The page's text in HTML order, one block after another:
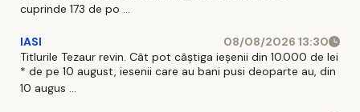
cuprinde 173 de po ...
IASI
08/08/2026 13:30
Titlurile Tezaur revin. Cât pot câștiga ieșenii din 10.000 de lei
* de pe 10 august, iesenii care au bani pusi deoparte au, din
10 augus ...